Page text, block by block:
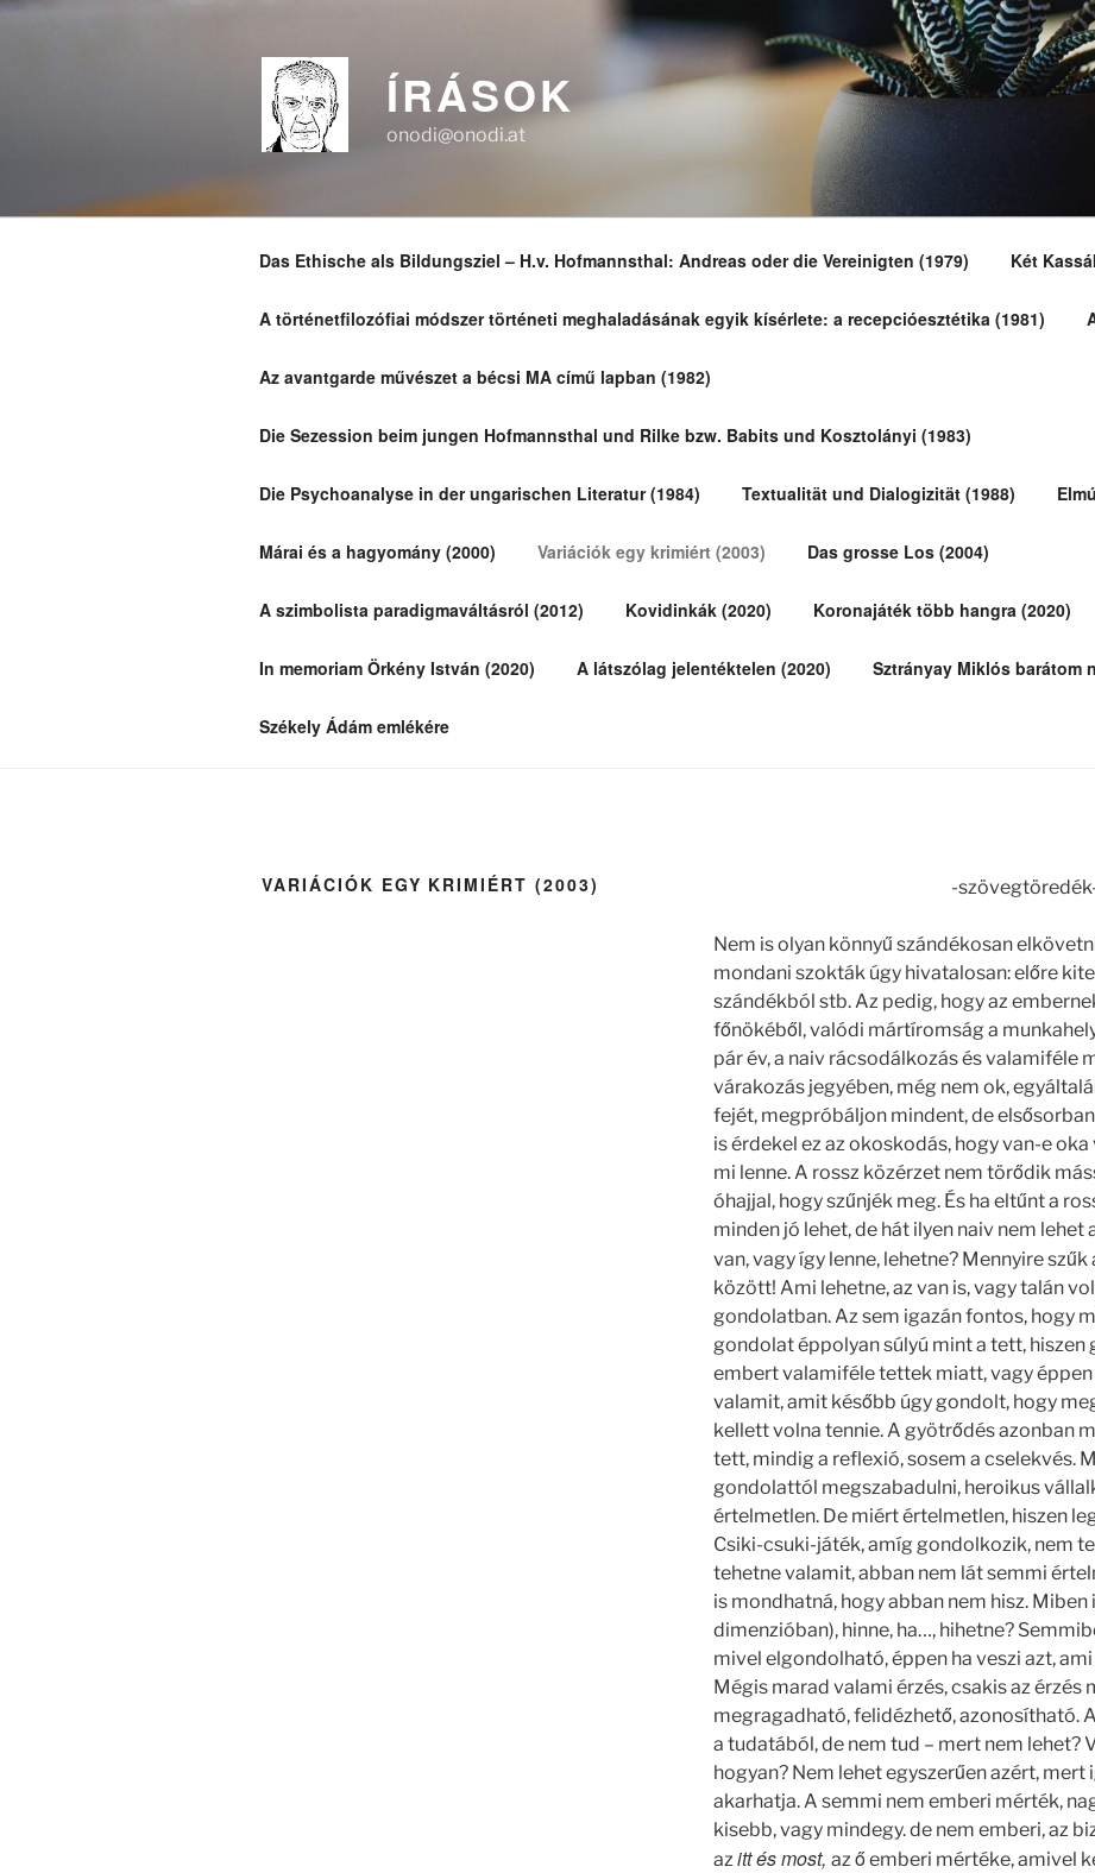
Skip
ÍRÁSOK
onodi@onodi.at
Das Ethische als Bildungsziel – H.v. Hofmannsthal: Andreas oder die Vereinigten (1979) Két
A történetfilozófiai módszer történeti meghaladásának egyik kísérlete: a recepcióesztétika (1981)
Az avantgarde művészet a bécsi MA című lapban (1982)
Die Sezession beim jungen Hofmannsthal und Rilke bzw. Babits und Kosztolányi (1983)
Die Psychoanalyse in der ungarischen Literatur (1984) Textualität und Dialogizität (1988)
Márai és a hagyomány (2000) Variációk egy krimiért (2003) Das grosse Los (2004)
A szimbolista paradigmaváltásról (2012) Kovidinkák (2020) Koronajáték több hangra (2020)
In memoriam Örkény István (2020) A látszólag jelentéktelen (2020) Sztrányay Miklós barátom
Székely Ádám emlékére
VARIÁCIÓK EGY KRIMIÉRT (2003) -
Nem is olyan könnyű szándékosan
mondani szokták úgy hivatalosan: előre
szándékból stb. Az pedig, hogy az
főnökéből, valódi mártíromság a
pár év, a naiv rácsodálkozás és valamiféle
várakozás jegyében, még nem ok,
fejét, megpróbáljon mindent, de
is érdekel ez az okoskodás, hogy van-e
mi lenne. A rossz közérzet nem törődik
óhajjal, hogy szűnjék meg. És ha eltűnt a
minden jó lehet, de hát ilyen naiv nem lehet
van, vagy így lenne, lehetne? Mennyire szűk
között! Ami lehetne, az van is, vagy talán
gondolatban. Az sem igazán fontos, hogy
gondolat éppolyan súlyú mint a tett,
embert valamiféle tettek miatt, vagy
valamit, amit később úgy gondolt, hogy
kellett volna tennie. A gyötrődés azonban
tett, mindig a reflexió, sosem a cselekvés.
gondolattól megszabadulni, heroikus
értelmetlen. De miért értelmetlen, hiszen
Csiki-csuki-játék, amíg gondolkozik, nem
tehetne valamit, abban nem lát semmi
is mondhatná, hogy abban nem hisz. Miben
dimenzióban), hinne, ha…, hihetne?
mivel elgondolható, éppen ha veszi azt,
Mégis marad valami érzés, csakis az érzés
megragadható, felidézhető, azonosítható.
a tudatából, de nem tud – mert nem lehet?
hogyan? Nem lehet egyszerűen azért, mert
akarhatja. A semmi nem emberi mérték,
kisebb, vagy mindegy. de nem emberi, az
azitt és most, az ő emberi mértéke, amivel